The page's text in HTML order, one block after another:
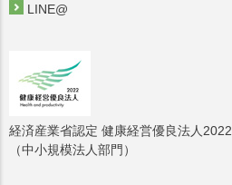
LINE@
経済産業省認定 健康経営優良法人2022
（中小規模法人部門）